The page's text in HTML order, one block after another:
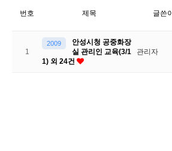
번호 제목 글쓴이
1
2009
안성시청 공중화장
실 관리인 교육(3/1
1) 외 24건
관리자